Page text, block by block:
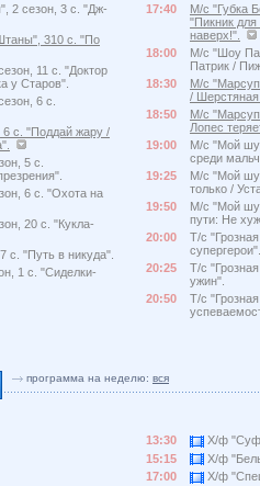
2 сезон, 3 с. "Дж-
310 с. "По
11 с. "Доктор
у Старов".
6 с.
с. "Поддай жару /
5 с.
6 с. "Охота на
20 с. "Кукла-
с. "Путь в никуда".
1 с. "Сиделки-
17:40
М/с "Губка
"Пикник
наверх!".
18:00
М/с "Шоу
Патрик /
18:30
М/с
/ Шерстяная
18:50
М/с
Лопес
19:00
М/с "Мой
среди
19:25
М/с "Мой
только /
19:50
М/с "Мой
пути: Не
20:00
Т/с
супергерои".
20:25
Т/с
ужин".
20:50
Т/с
программа на неделю: вся
13:30
Х/ф
15:15
Х/ф
17:00
Х/ф